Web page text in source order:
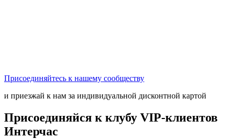
Присоединяйтесь к нашему сообществу
и приезжай к нам за индивидуальной дисконтной картой
Присоединяйся к клубу VIP-клиентов
Интерчас